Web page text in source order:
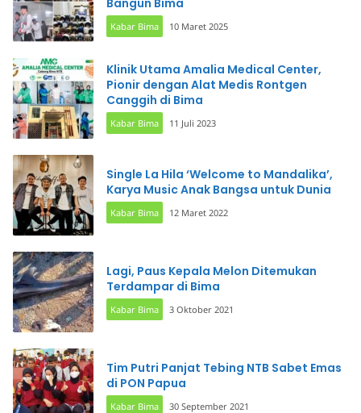
Bangun Bima
Kabar Bima 10 Maret 2025
Klinik Utama Amalia Medical Center,
Pionir dengan Alat Medis Rontgen
Canggih di Bima
Kabar Bima 11 Juli 2023
Single La Hila ‘Welcome to Mandalika’,
Karya Music Anak Bangsa untuk Dunia
Kabar Bima 12 Maret 2022
Lagi, Paus Kepala Melon Ditemukan
Terdampar di Bima
Kabar Bima 3 Oktober 2021
Tim Putri Panjat Tebing NTB Sabet Emas
di PON Papua
Kabar Bima 30 September 2021